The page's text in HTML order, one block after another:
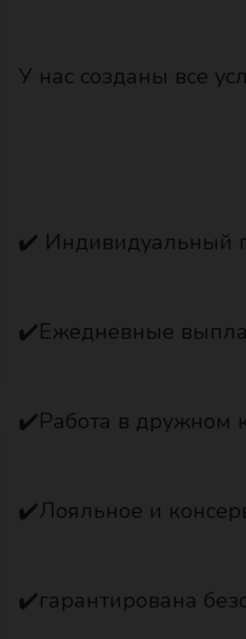
У нас созданы все
✔️ Индивидуальный
✔️Ежедневные
✔️Работа в дружном
✔️Лояльное и
✔️гарантирована